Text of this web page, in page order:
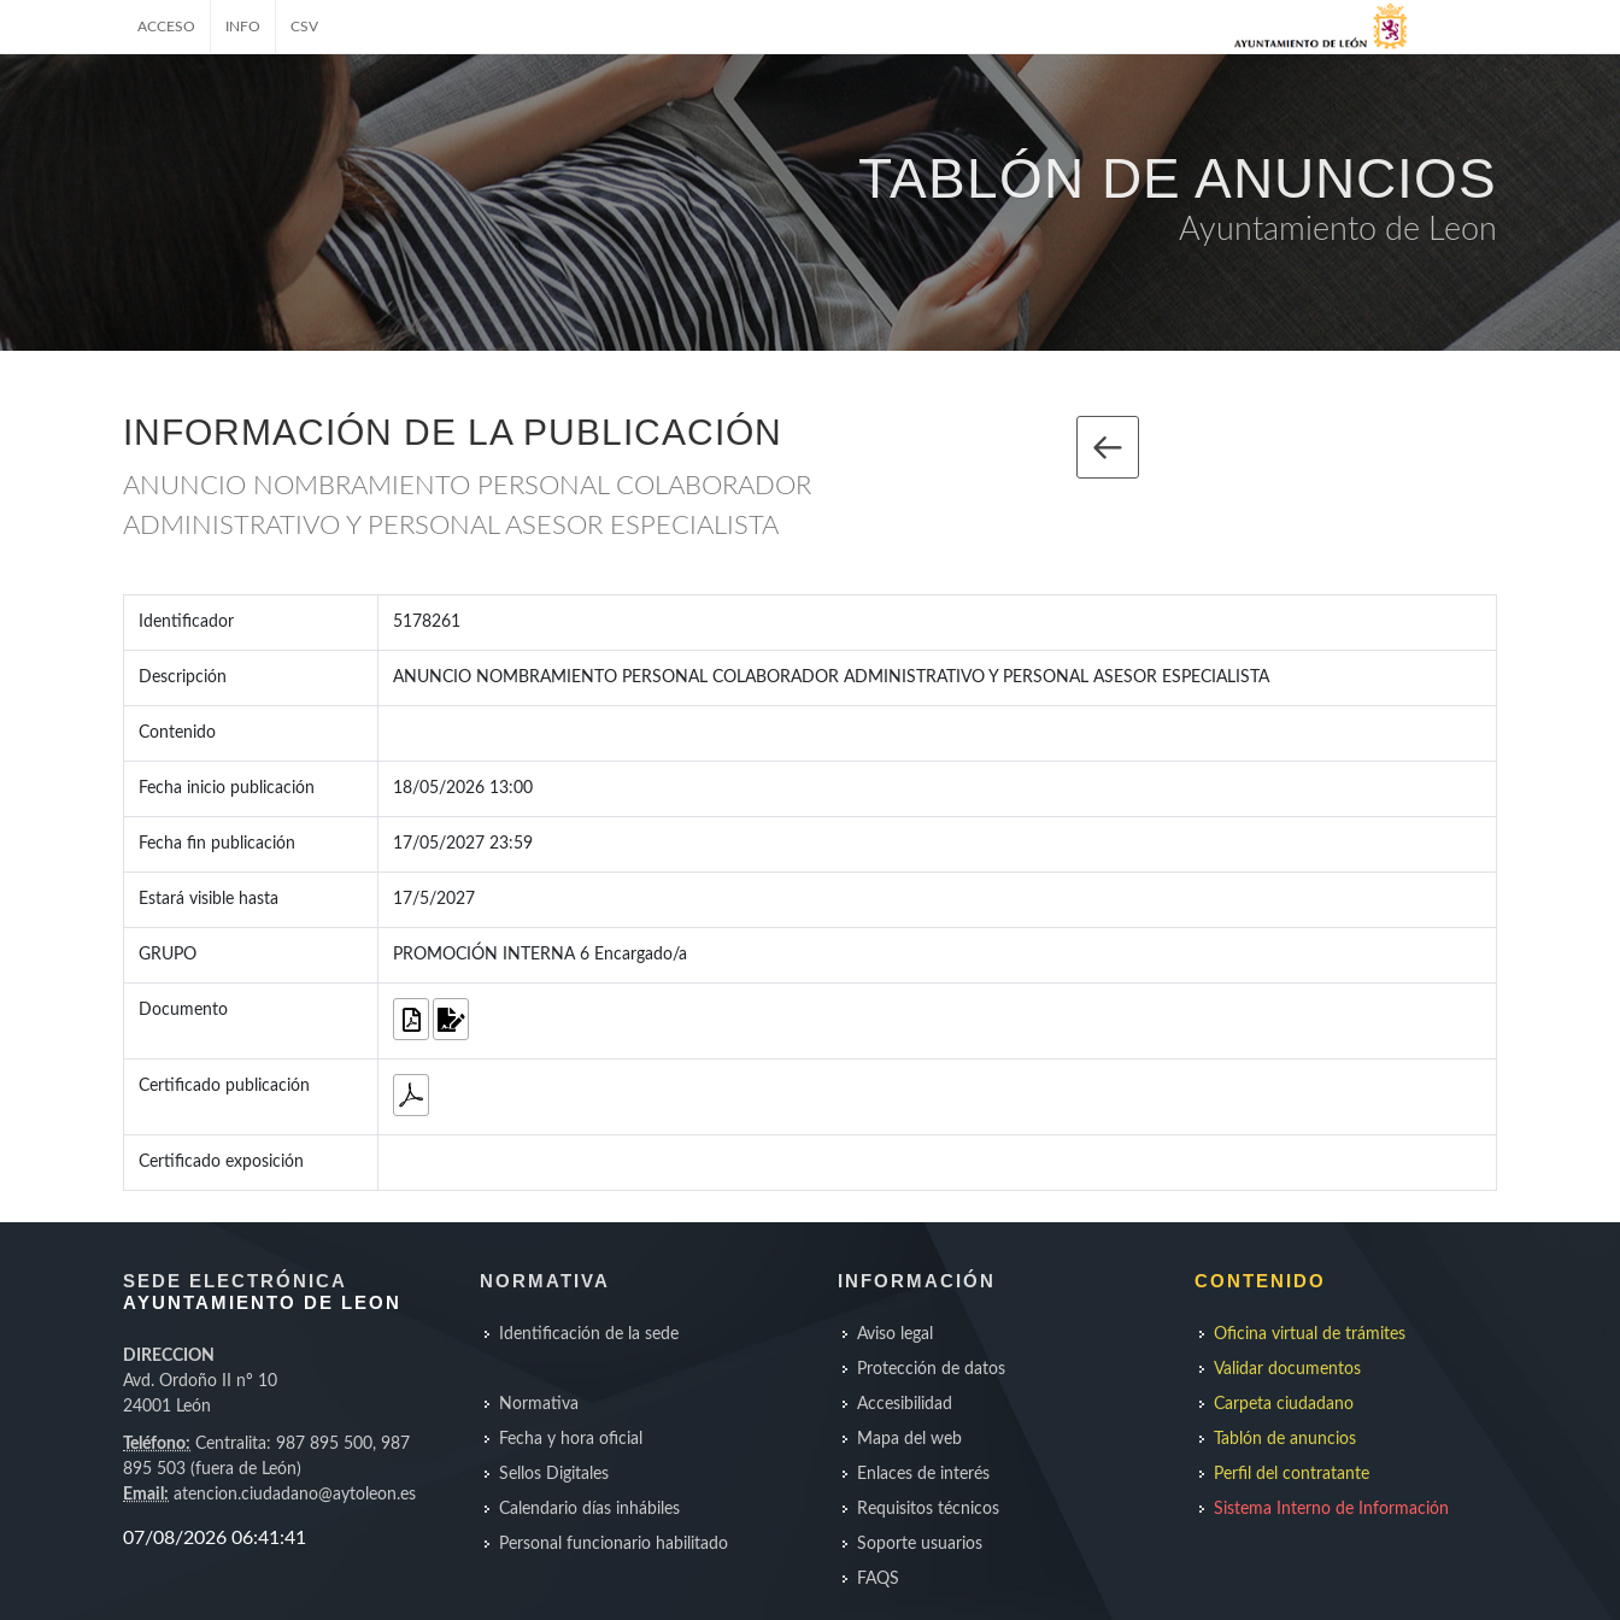
ACCESO INFO CSV
TABLÓN DE ANUNCIOS
Ayuntamiento de Leon
INFORMACIÓN DE LA PUBLICACIÓN
ANUNCIO NOMBRAMIENTO PERSONAL COLABORADOR
ADMINISTRATIVO Y PERSONAL ASESOR ESPECIALISTA
Identificador 5178261
Descripción ANUNCIO NOMBRAMIENTO PERSONAL COLABORADOR ADMINISTRATIVO Y PERSONAL ASESOR ESPECIALISTA
Contenido
Fecha inicio publicación 18/05/2026 13:00
Fecha fin publicación 17/05/2027 23:59
Estará visible hasta 17/5/2027
GRUPO PROMOCIÓN INTERNA 6 Encargado/a
Documento
Certificado publicación
Certificado exposición
SEDE ELECTRÓNICA
AYUNTAMIENTO DE LEON
DIRECCION
Avd. Ordoño II nº 10
24001 León
Teléfono: Centralita: 987 895 500, 987
895 503 (fuera de León)
Email: atencion.ciudadano@aytoleon.es
NORMATIVA
Identificación de la sede
Normativa
Fecha y hora oficial
Sellos Digitales
Calendario días inhábiles
Personal funcionario habilitado
INFORMACIÓN
Aviso legal
Protección de datos
Accesibilidad
Mapa del web
Enlaces de interés
Requisitos técnicos
Soporte usuarios
FAQS
CONTENIDO
Oficina virtual de trámites
Validar documentos
Carpeta ciudadano
Tablón de anuncios
Perfil del contratante
Sistema Interno de Información